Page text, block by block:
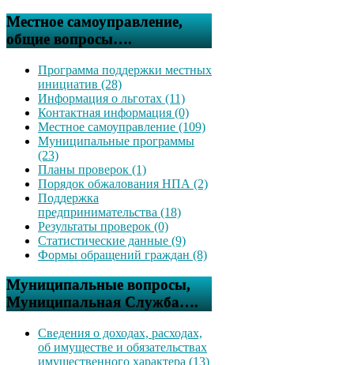
Местное самоуправление,
общие вопросы….
Программа поддержки местных
инициатив (28)
Информация о льготах (11)
Контактная информация (0)
Местное самоуправление (109)
Муниципальные программы
(23)
Планы проверок (1)
Порядок обжалования НПА (2)
Поддержка
предпринимательства (18)
Результаты проверок (0)
Статистические данные (9)
Формы обращений граждан (8)
Муниципальные вопросы,
Муниципальная Служба….
Сведения о доходах, расходах,
об имуществе и обязательствах
имущественного характера (13)